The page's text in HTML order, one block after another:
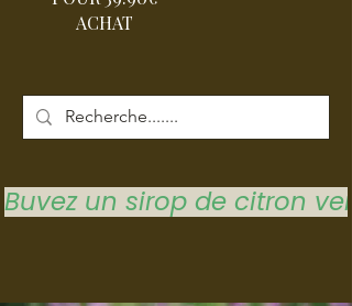
ACHAT
Buvez un sirop de citron